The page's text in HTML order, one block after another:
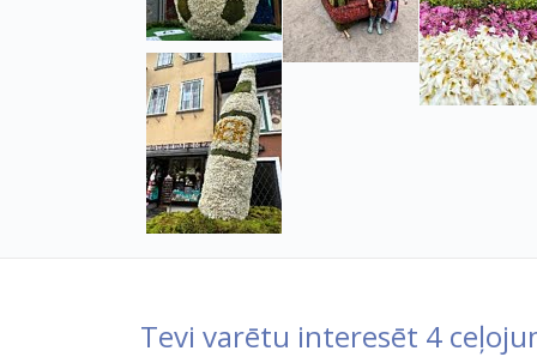
Tevi varētu interesēt 4